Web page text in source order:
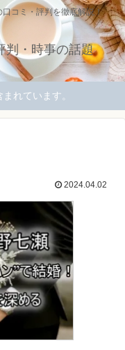
コミ・評判を徹底解説！
判・時事の話題
れています。
2024.04.02